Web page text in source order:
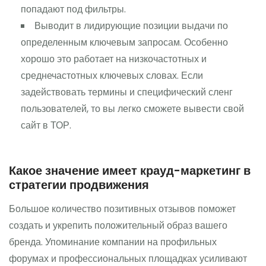
попадают под фильтры.
Выводит в лидирующие позиции выдачи по
определенным ключевым запросам. Особенно
хорошо это работает на низкочастотных и
среднечастотных ключевых словах. Если
задействовать термины и специфический сленг
пользователей, то вы легко сможете вывести свой
сайт в ТОР.
Какое значение имеет крауд-маркетинг в
стратегии продвижения
Большое количество позитивных отзывов поможет
создать и укрепить положительный образ вашего
бренда. Упоминание компании на профильных
форумах и профессиональных площадках усиливают